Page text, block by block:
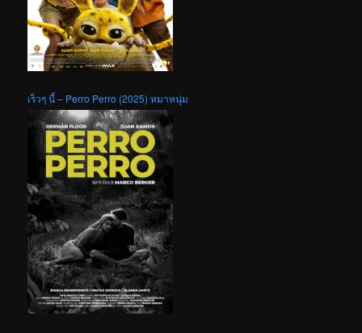
เร็วๆ นี้ – Perro Perro (2025) หมาหนุ่ม